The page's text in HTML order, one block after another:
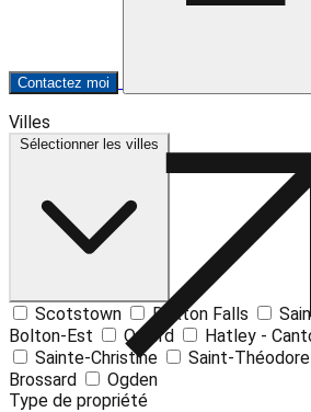
Contactez moi
+
Villes
Sélectionner les villes
Scotstown Roxton Falls
Bolton-Est
Orford Hatley -
Sainte-Christine
Saint-
Brossard
Ogden
Type de propriété